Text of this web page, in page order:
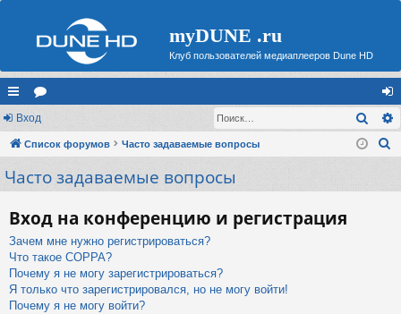
myDUNE .ru
Клуб пользователей медиаплееров Dune HD
с
ы
лк
ор
ум
хо
д
Вход
Список форумов Часто задаваемые вопросы
Часто задаваемые вопросы
Вход на конференцию и регистрация
Зачем мне нужно регистрироваться?
Что такое COPPA?
Почему я не могу зарегистрироваться?
Я только что зарегистрировался, но не могу войти!
Почему я не могу войти?